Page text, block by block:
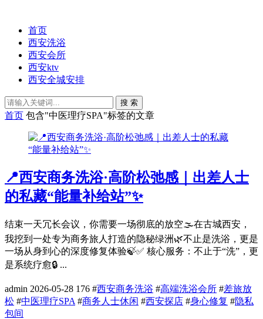
首页
西安洗浴
西安会所
西安ktv
西安全城安排
搜 索
首页 包含"中医理疗SPA"标签的文章
📍西安商务洗浴·高阶松弛感｜出差人士
的私藏“能量补给站”✨
结束一天冗长会议，你需要一场彻底的放空🌫️在古城西安，
我挖到一处专为商务旅人打造的隐秘绿洲🌿不止是洗浴，更是
一场从身到心的深度修复体验🍃✅ 核心服务：不止于“洗”，更
是系统疗愈🔒 ...
admin 2026-05-28 176 #西安商务洗浴 #高端洗浴会所 #差旅放
松 #中医理疗SPA #商务人士休闲 #西安探店 #身心修复 #隐私
包间